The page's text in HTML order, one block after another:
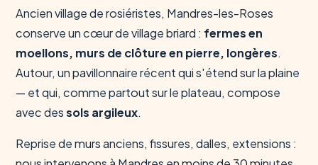
Ancien village de rosiéristes, Mandres-les-Roses
conserve un cœur de village briard : fermes en
moellons, murs de clôture en pierre, longères.
Autour, un pavillonnaire récent qui s'étend sur la plaine
— et qui, comme partout sur le plateau, compose
avec dessols argileux.
Reprise de murs anciens, fissures, dalles, extensions :